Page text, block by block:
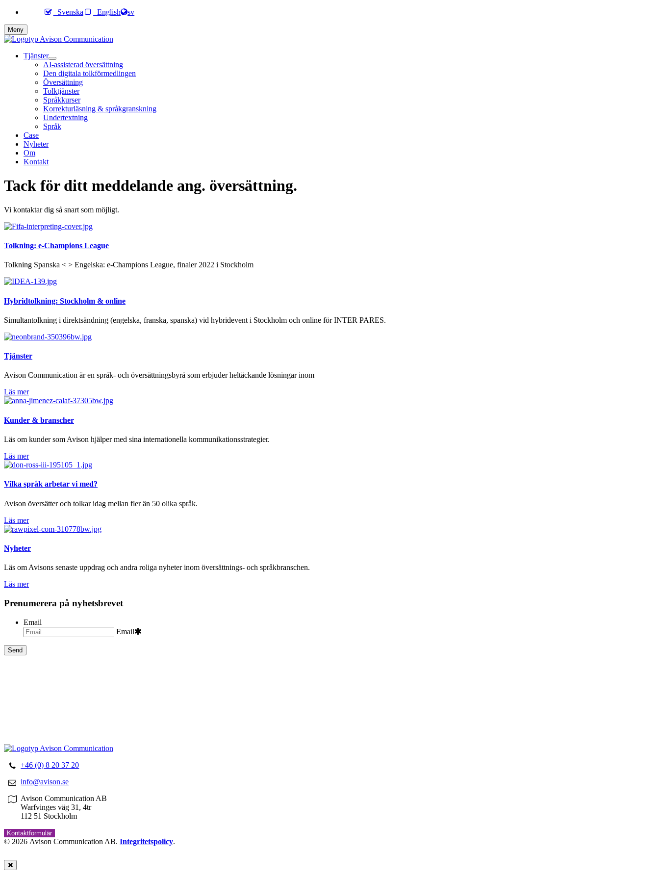
sv
Svenska English
Meny
Tjänster
AI-assisterad översättning
Den digitala tolkförmedlingen
Översättning
Tolktjänster
Språkkurser
Korrekturläsning & språkgranskning
Undertextning
Språk
Case
Nyheter
Om
Kontakt
Tack för ditt meddelande ang. översättning.
Vi kontaktar dig så snart som möjligt.
Tolkning: e-Champions League
Tolkning Spanska < > Engelska: e-Champions League, finaler 2022 i Stockholm
Hybridtolkning: Stockholm & online
Simultantolkning i direktsändning (engelska, franska, spanska) vid hybridevent i Stockholm och online för INTER PARES.
Tjänster
Avison Communication är en språk- och översättningsbyrå som erbjuder heltäckande lösningar inom
Läs mer
Kunder & branscher
Läs om kunder som Avison hjälper med sina internationella kommunikationsstrategier.
Läs mer
Vilka språk arbetar vi med?
Avison översätter och tolkar idag mellan fler än 50 olika språk.
Läs mer
Nyheter
Läs om Avisons senaste uppdrag och andra roliga nyheter inom översättnings- och språkbranschen.
Läs mer
Prenumerera på nyhetsbrevet
Email
Email
+46 (0) 8 20 37 20
info@avison.se
Avison Communication AB
Warfvinges väg 31, 4tr
112 51 Stockholm
Kontaktformulär
© 2026 Avison Communication AB. Integritetspolicy.